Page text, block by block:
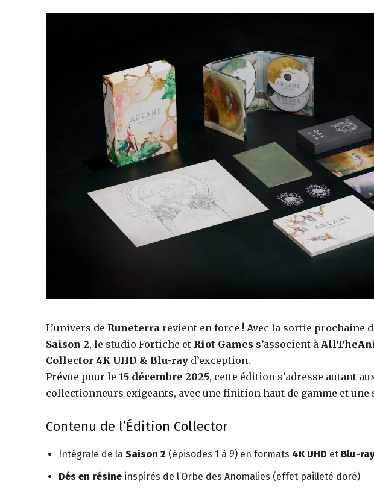
vidéo,
films,
série
tv,
statuettes
L’univers de Runeterra revient en force ! Avec la sortie prochaine
Saison 2, le studio Fortiche et Riot Games s’associent à
Collector 4K UHD & Blu-ray d’exception.
Prévue pour le 15 décembre 2025, cette édition s’adresse autant
collectionneurs exigeants, avec une finition haut de gamme et une
Contenu de l’Édition Collector
Intégrale de la Saison 2 (épisodes 1 à 9) en formats 4K UHD et Blu-ray
Dés en résine inspirés de l’Orbe des Anomalies (effet pailleté doré)